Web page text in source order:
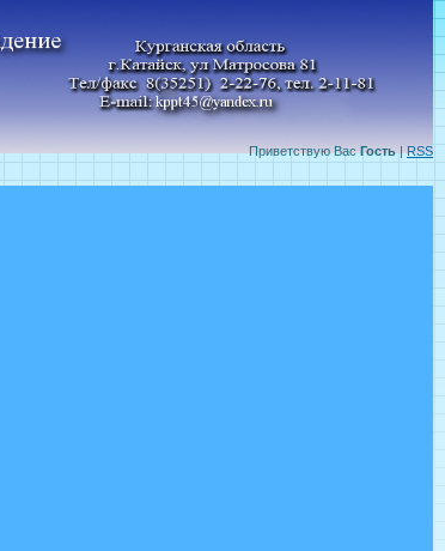
Приветствую Вас Гость|RSS